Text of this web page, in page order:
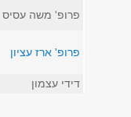
פרופ' משה עסיס
פרופ' ארז עציון
דידי עצמון